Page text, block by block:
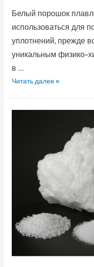
Белый порошок
использоваться для
уплотнений, прежде
уникальным физико-
в …
Читать далее »